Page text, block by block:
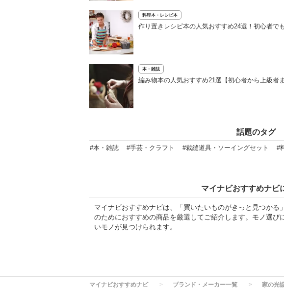
料理本・レシピ本
作り置きレシピ本の人気おすすめ24選！初心者で
本・雑誌
編み物本の人気おすすめ21選【初心者から上級者
話題のタグ
#本・雑誌 #手芸・クラフト #裁縫道具・ソーイングセット #
マイナビおすすめナビ
マイナビおすすめナビは、「買いたいものがきっと見つかる
のためにおすすめの商品を厳選してご紹介します。モノ選び
いモノが見つけられます。
マイナビおすすめナビ ブランド・メーカー一覧 家の光